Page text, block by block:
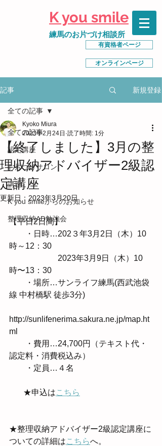
K you smile
練馬のお片づけ相談所
有資格者ページ
オンラインページ
記事 新規登録
全ての記事
認定講座
お片づけサロン
講座
K you smileからのお知らせ
整理収納AD勉強会
全ての記事
【終了しました】3月の整
理収納アドバイザー2級認
定講座
Kyoko Miura
2023年2月24日 読了時間: 1分
更新日： 2023年3月20日
【平日2日間】
・日時…202３年3月2日（木）10
時～12：30
2023年3月9日（木）10
時〜13：30
・場所…サンライフ練馬(西武池袋
線 中村橋駅 徒歩3分)
http://sunlifenerima.sakura.ne.jp/map.ht
ml
・費用…24,700円（テキスト代・
認定料・消費税込み）
・定員…４名
★申込はこちら
★整理収納アドバイザー2級認定講座に
ついての詳細はこちらへ。